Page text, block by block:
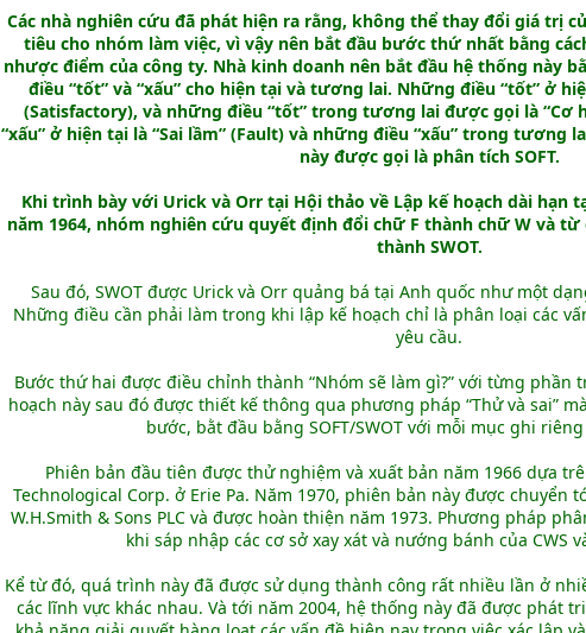
Các nhà nghiên cứu đã phát hiện ra rằng, không thể thay đổi giá trị
tiêu cho nhóm làm việc, vì vậy nên bắt đầu bước thứ nhất bằng
nhược điểm của công ty. Nhà kinh doanh nên bắt đầu hệ thống này
điều “tốt” và “xấu” cho hiện tại và tương lai. Những điều “tốt” ở
(Satisfactory), và những điều “tốt” trong tương lai được gọi là “Cơ
“xấu” ở hiện tại là “Sai lầm” (Fault) và những điều “xấu” trong tương
này được gọi là phân tích SOFT.
Khi trình bày với Urick và Orr tại Hội thảo về Lập kế hoạch dài hạn
năm 1964, nhóm nghiên cứu quyết định đổi chữ F thành chữ W và
thành SWOT.
Sau đó, SWOT được Urick và Orr quảng bá tại Anh quốc như một
Những điều cần phải làm trong khi lập kế hoạch chỉ là phân loại các
yêu cầu.
Bước thứ hai được điều chỉnh thành “Nhóm sẽ làm gì?” với từng phần
hoạch này sau đó được thiết kế thông qua phương pháp “Thử và sai”
bước, bằt đầu bằng SOFT/SWOT với mỗi mục ghi
Phiên bản đầu tiên được thử nghiệm và xuất bản năm 1966 dựa
Technological Corp. ở Erie Pa. Năm 1970, phiên bản này được chuyển
W.H.Smith & Sons PLC và được hoàn thiện năm 1973. Phương pháp
khi sáp nhập các cơ sở xay xát và nướng bánh của CWS
Kể từ đó, quá trình này đã được sử dụng thành công rất nhiều lần ở
các lĩnh vực khác nhau. Và tới năm 2004, hệ thống này đã được phát